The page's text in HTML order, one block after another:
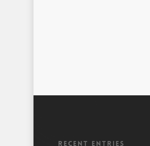
Recent entries